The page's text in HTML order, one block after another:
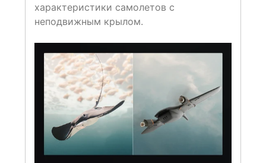
характеристики самолетов с
неподвижным крылом.